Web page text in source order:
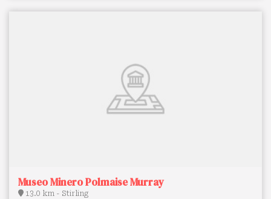
Museo Minero Polmaise Murray
13.0 km - Stirling